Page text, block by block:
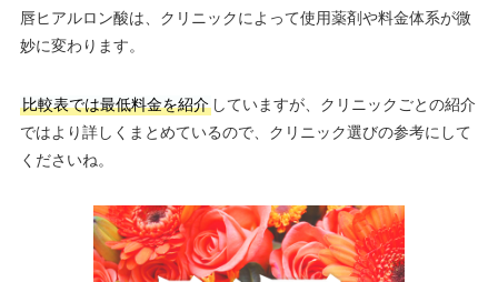
唇ヒアルロン酸は、クリニックによって使用薬剤や料金体系が微
妙に変わります。
比較表では最低料金を紹介していますが、クリニックごとの紹介
ではより詳しくまとめているので、クリニック選びの参考にして
くださいね。